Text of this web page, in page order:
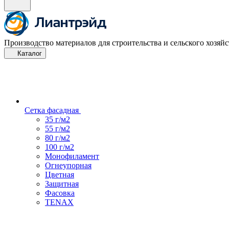
Производство материалов для строительства и сельского
Каталог
Сетка фасадная
35 г/м2
55 г/м2
80 г/м2
100 г/м2
Монофиламент
Огнеупорная
Цветная
Защитная
Фасовка
TENAX